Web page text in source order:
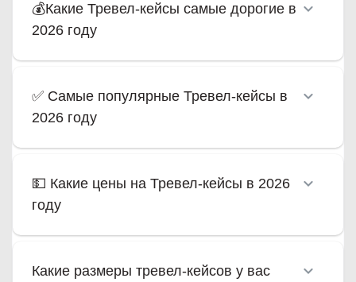
💰Какие Тревел-кейсы самые дорогие в
2026 году
✅ Самые популярные Тревел-кейсы в
2026 году
💵 Какие цены на Тревел-кейсы в 2026
году
Какие размеры тревел-кейсов у вас